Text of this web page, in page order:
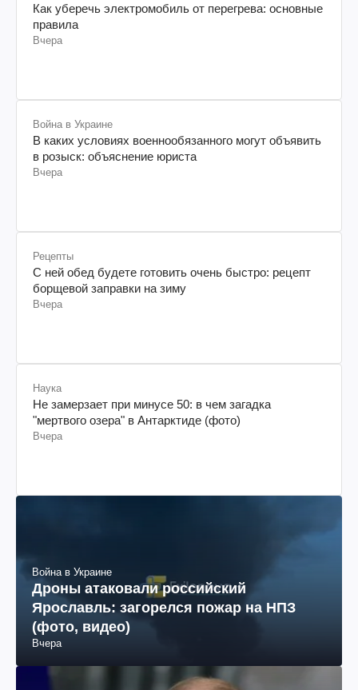
Как уберечь электромобиль от перегрева: основные
правила
Вчера
Война в Украине
В каких условиях военнообязанного могут объявить
в розыск: объяснение юриста
Вчера
Рецепты
С ней обед будете готовить очень быстро: рецепт
борщевой заправки на зиму
Вчера
Наука
Не замерзает при минусе 50: в чем загадка
"мертвого озера" в Антарктиде (фото)
Вчера
Война в Украине
Дроны атаковали российский
Ярославль: загорелся пожар на НПЗ
(фото, видео)
Вчера